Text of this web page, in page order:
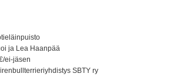
ja Lea Haanpää
ei-jäsen
SBTY ry